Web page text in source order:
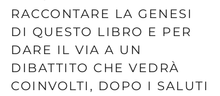
RACCONTARE LA GENESI
DI QUESTO LIBRO E PER
DARE IL VIA A UN
DIBATTITO CHE VEDRÀ
COINVOLTI, DOPO I SALUTI